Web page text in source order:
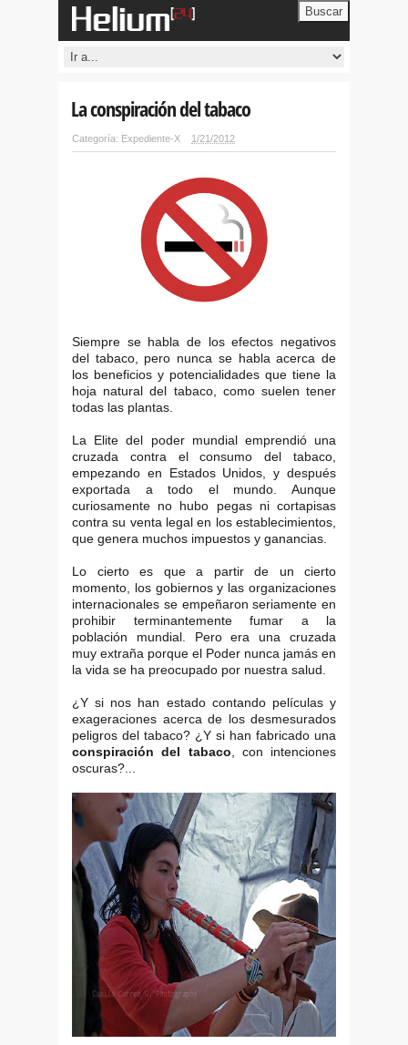
Buscar
La conspiración del tabaco
Categoría: Expediente-X 1/21/2012
Siempre se habla de los efectos negativos
del tabaco, pero nunca se habla acerca de
los beneficios y potencialidades que tiene la
hoja natural del tabaco, como suelen tener
todas las plantas.
La Elite del poder mundial emprendió una
cruzada contra el consumo del tabaco,
empezando en Estados Unidos, y después
exportada a todo el mundo. Aunque
curiosamente no hubo pegas ni cortapisas
contra su venta legal en los establecimientos,
que genera muchos impuestos y ganancias.
Lo cierto es que a partir de un cierto
momento, los gobiernos y las organizaciones
internacionales se empeñaron seriamente en
prohibir terminantemente fumar a la
población mundial. Pero era una cruzada
muy extraña porque el Poder nunca jamás en
la vida se ha preocupado por nuestra salud.
¿Y si nos han estado contando películas y
exageraciones acerca de los desmesurados
peligros del tabaco? ¿Y si han fabricado una
conspiración del tabaco , con intenciones
oscuras?...